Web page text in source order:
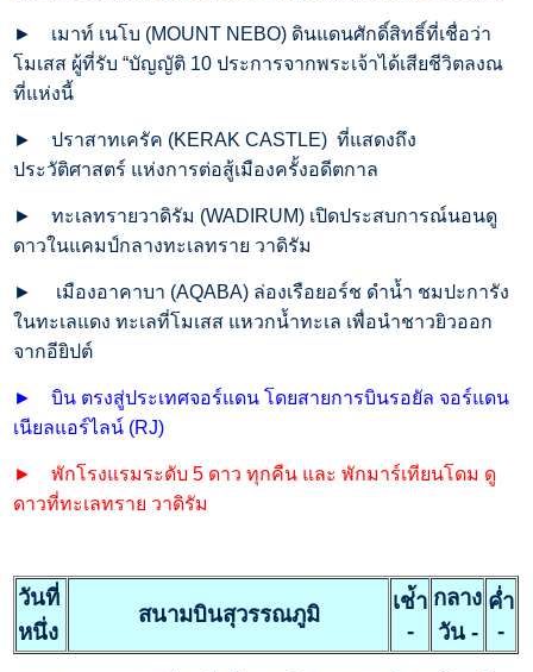
►
เมาท์ เนโบ (MOUNT NEBO) ดินแดนศักดิ์สิทธิ์ที่เชื่อว่า
โมเสส ผู้ที่รับ “บัญญัติ 10 ประการจากพระเจ้าได้เสียชีวิตลงณ
ที่แห่งนี้
►
ปราสาทเครัค (KERAK CASTLE) ที่แสดงถึง
ประวัติศาสตร์ แห่งการต่อสู้เมืองครั้งอดีตกาล
►
ทะเลทรายวาดิรัม (WADIRUM) เปิดประสบการณ์นอนดู
ดาวในแคมป์กลางทะเลทราย วาดิรัม
►
เมืองอาคาบา (AQABA) ล่องเรือยอร์ช ดำน้ำ ชมปะการัง
ในทะเลแดง ทะเลที่โมเสส แหวกน้ำทะเล เพื่อนำชาวยิวออก
จากอียิปต์
►
บิน ตรงสู่ประเทศจอร์แดน โดยสายการบินรอยัล จอร์แดน
เนียลแอร์ไลน์ (RJ)
►
พักโรงแรมระดับ 5 ดาว ทุกคืน และ พักมาร์เทียนโดม ดู
ดาวที่ทะเลทราย วาดิรัม
วันที่
หนึ่ง
สนามบินสุวรรณภูมิ
เช่้า
-
กลาง
วัน -
ค่ำ
-